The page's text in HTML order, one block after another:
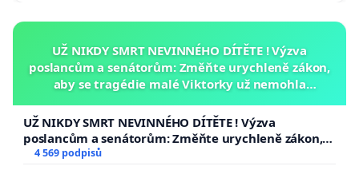
UŽ NIKDY SMRT NEVINNÉHO DÍTĚTE ! Výzva
poslancům a senátorům: Změňte urychleně zákon,
aby se tragédie malé Viktorky už nemohla
UŽ NIKDY SMRT NEVINNÉHO DÍTĚTE ! Výzva
poslancům a senátorům: Změňte urychleně zákon,
aby se tragédie malé Viktorky už nemohla opakovat!
4 569 podpisů